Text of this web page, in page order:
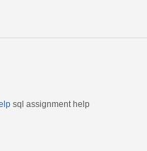
sql assignment help